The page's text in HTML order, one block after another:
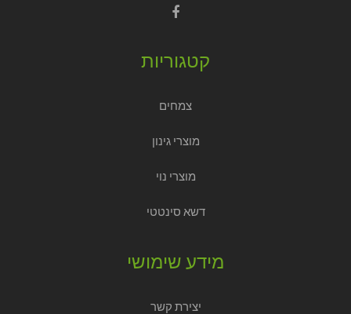
קטגוריות
צמחים
מוצרי גינון
מוצרי נוי
דשא סינטטי
מידע שימושי
יצירת קשר